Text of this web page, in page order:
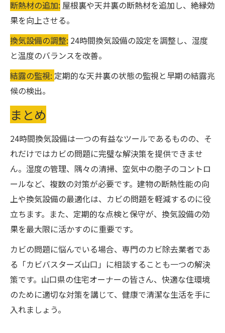
断熱材の追加: 屋根裏や天井裏の断熱材を追加し、絶縁効
果を向上させる。
換気設備の調整: 24時間換気設備の設定を調整し、湿度
と温度のバランスを改善。
結露の監視: 定期的な天井裏の状態の監視と早期の結露兆
候の検出。
まとめ
24時間換気設備は一つの有益なツールであるものの、そ
れだけではカビの問題に完璧な解決策を提供できませ
ん。湿度の管理、隅々の清掃、空気中の胞子のコントロ
ールなど、複数の対策が必要です。建物の断熱性能の向
上や換気設備の最適化は、カビの問題を軽減するのに役
立ちます。また、定期的な点検と保守が、換気設備の効
果を最大限に活かすのに重要です。
カビの問題に悩んでいる場合、専門のカビ除去業者であ
る「カビバスターズ山口」に相談することも一つの解決
策です。山口県の住宅オーナーの皆さん、快適な住環境
のために適切な対策を講じて、健康で清潔な生活を手に
入れましょう。